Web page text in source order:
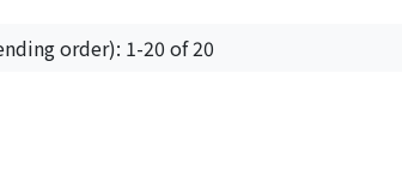
order): 1-20 of 20